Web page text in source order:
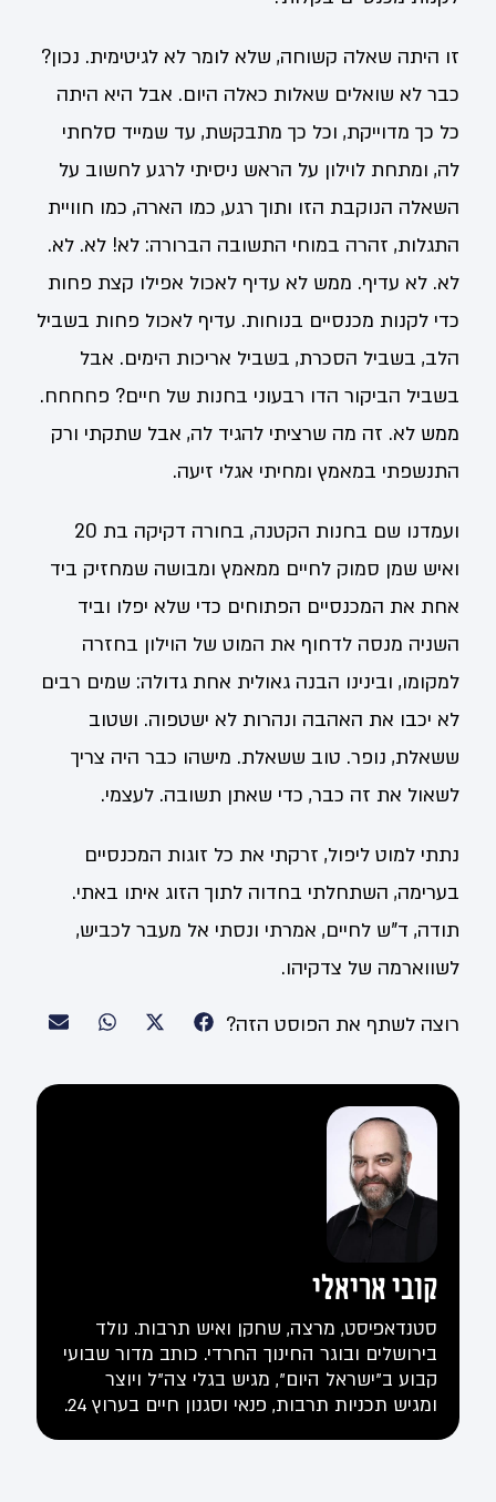
זו היתה שאלה קשוחה, שלא לומר לא לגיטימית. נכון?
כבר לא שואלים שאלות כאלה היום. אבל היא היתה
כל כך מדוייקת, וכל כך מתבקשת, עד שמייד סלחתי
לה, ומתחת לוילון על הראש ניסיתי לרגע לחשוב על
השאלה הנוקבת הזו ותוך רגע, כמו הארה, כמו חוויית
התגלות, זהרה במוחי התשובה הברורה: לא! לא. לא.
לא. לא עדיף. ממש לא עדיף לאכול אפילו קצת פחות
כדי לקנות מכנסיים בנוחות. עדיף לאכול פחות בשביל
הלב, בשביל הסכרת, בשביל אריכות הימים. אבל
בשביל הביקור הדו רבעוני בחנות של חיים? פחחחח.
ממש לא. זה מה שרציתי להגיד לה, אבל שתקתי ורק
התנשפתי במאמץ ומחיתי אגלי זיעה.
ועמדנו שם בחנות הקטנה, בחורה דקיקה בת 20
ואיש שמן סמוק לחיים ממאמץ ומבושה שמחזיק ביד
אחת את המכנסיים הפתוחים כדי שלא יפלו וביד
השניה מנסה לדחוף את המוט של הוילון בחזרה
למקומו, ובינינו הבנה גאולית אחת גדולה: שמים רבים
לא יכבו את האהבה ונהרות לא ישטפוה. ושטוב
ששאלת, נופר. טוב ששאלת. מישהו כבר היה צריך
לשאול את זה כבר, כדי שאתן תשובה. לעצמי.
נתתי למוט ליפול, זרקתי את כל זוגות המכנסיים
בערימה, השתחלתי בחדוה לתוך הזוג איתו באתי.
תודה, ד"ש לחיים, אמרתי ונסתי אל מעבר לכביש,
לשווארמה של צדקיהו.
רוצה לשתף את הפוסט הזה?
קובי אריאלי
סטנדאפיסט, מרצה, שחקן ואיש תרבות. נולד
בירושלים ובוגר החינוך החרדי. כותב מדור שבועי
קבוע ב"ישראל היום", מגיש בגלי צה"ל ויוצר
ומגיש תכניות תרבות, פנאי וסגנון חיים בערוץ 24.